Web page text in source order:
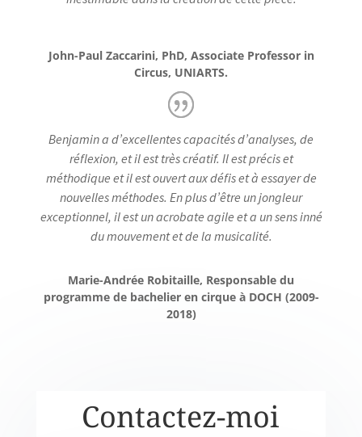
John-Paul Zaccarini, PhD, Associate Professor in
Circus, UNIARTS.
Benjamin a d’excellentes capacités d’analyses, de
réflexion, et il est très créatif. Il est précis et
méthodique et il est ouvert aux défis et à essayer de
nouvelles méthodes. En plus d’être un jongleur
exceptionnel, il est un acrobate agile et a un sens inné
du mouvement et de la musicalité.
Marie-Andrée Robitaille, Responsable du
programme de bachelier en cirque à DOCH (2009-
2018)
Contactez-moi